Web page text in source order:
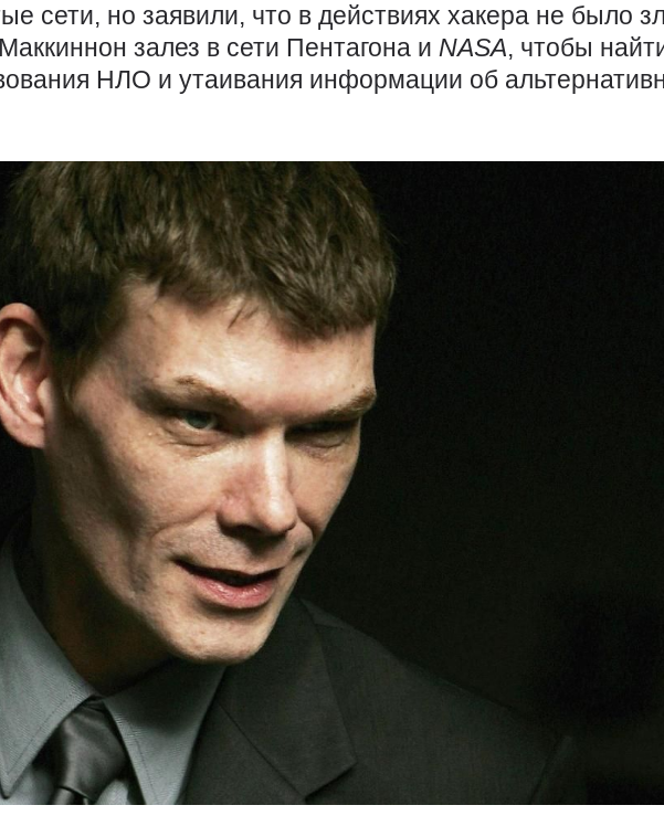
сети, но заявили, что в действиях хакера не было
залез в сети Пентагона и NASA, чтобы
НЛО и утаивания информации об